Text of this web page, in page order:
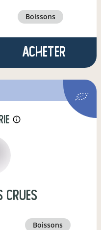
boissons
Acheter
info_outline
crues
boissons